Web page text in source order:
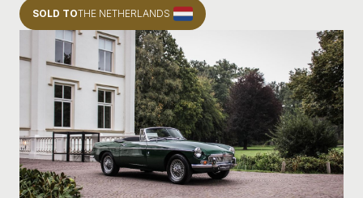
SOLD TOTHE NETHERLANDS